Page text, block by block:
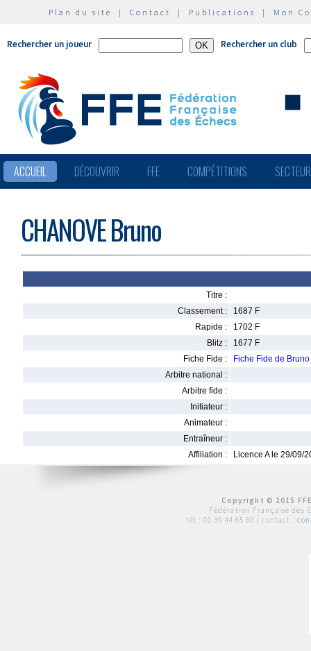
Plan du site | Contact | Publications | Mon
Rechercher un joueur Rechercher un club
ACCUEIL DÉCOUVRIR FFE COMPÉTITIONS
CHANOVE Bruno
Titre :
Classement :
1687 F
Rapide :
1702 F
Blitz :
1677 F
Fiche Fide :
Fiche Fide de
Arbitre national :
Arbitre fide :
Initiateur :
Animateur :
Entraîneur :
Affiliation :
Licence A le 29/09/
Copyright © 2015
Fédération Française des
tél : 01 39 44 65 80 | contact :